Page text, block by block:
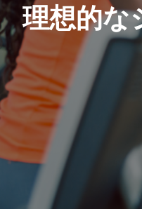
理想的な